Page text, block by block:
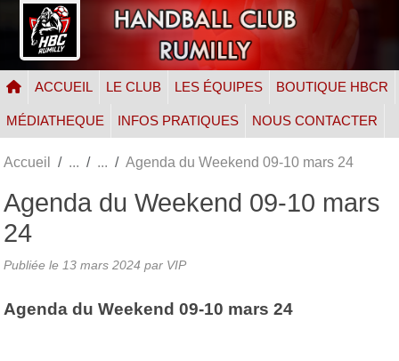
ACCUEIL LE CLUB LES ÉQUIPES BOUTIQUE HBCR
MÉDIATHEQUE INFOS PRATIQUES NOUS CONTACTER
Accueil Agenda du Weekend 09-10 mars 24
Agenda du Weekend 09-10 mars
24
Publiée le 13 mars 2024 par VIP
Agenda du Weekend 09-10 mars 24
Panneau de gestion des cookies